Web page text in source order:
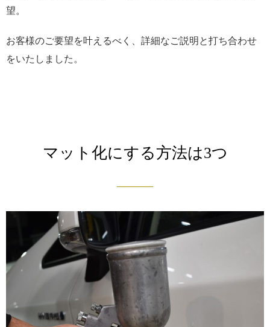
望。
お客様のご要望を叶えるべく、詳細なご説明と打ち合わせ
をいたしました。
マット化にする方法は3つ